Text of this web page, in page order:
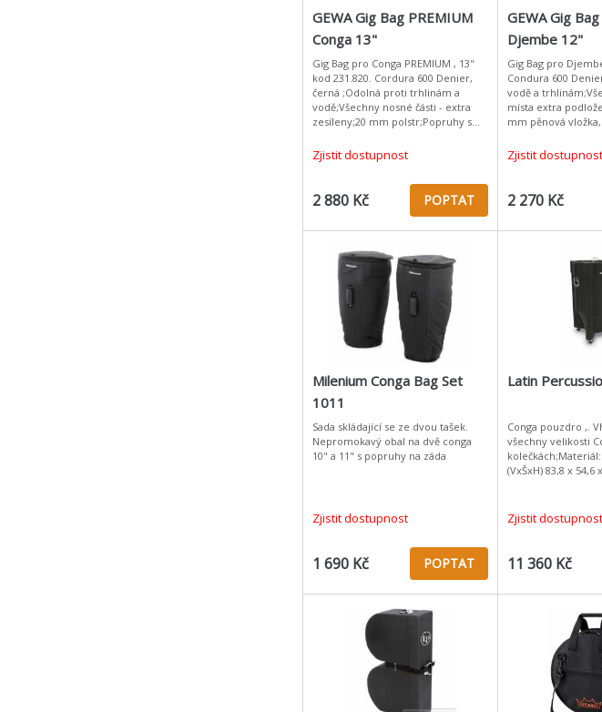
GEWA Gig Bag PREMIUM
Conga 13"
Gig Bag pro Conga PREMIUM , 13"
kod 231.820. Cordura 600 Denier,
černá ;Odolná proti trhlinám a
vodě;Všechny nosné části - extra
zesíleny;20 mm polstr;Popruhy s
záda;Polstrovaná rukojeť;
Zjistit dostupnost
2 880 Kč POPTAT
GEWA Gig
Djembe 12"
Gig Bag pro
Condura 600
vodě a
místa extra
mm pěnová
Zjistit dostupnost
2 270 Kč
Milenium Conga Bag Set
1011
Sada skládající se ze dvou tašek.
Nepromokavý obal na dvě conga
10" a 11" s popruhy na záda
Zjistit dostupnost
1 690 Kč POPTAT
Latin
Conga pouzdro ,.
všechny velikosti
(VxŠxH) 83,8 x 54,6
Zjistit dostupnost
11 360 Kč